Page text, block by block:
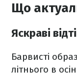
Що
Яскраві
Барвисті
літнього в